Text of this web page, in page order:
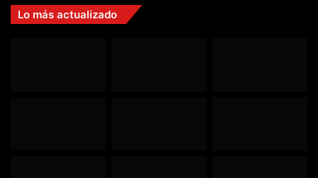
Lo más actualizado